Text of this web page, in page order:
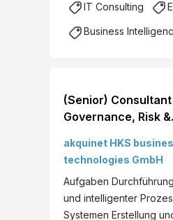
IT Consulting
Business
(Senior) Consultant
Governance, Risk &
akquinet HKS
technologies GmbH
Aufgaben
und intelligenter
Systemen Erstellung